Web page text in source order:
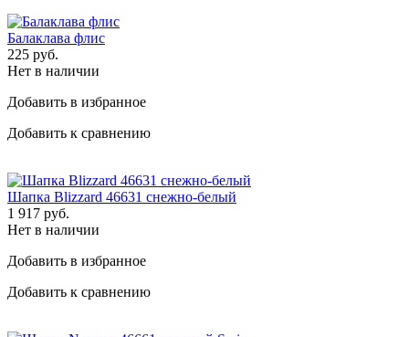
Балаклава флис
225 руб.
Нет в наличии
Добавить в избранное
Добавить к сравнению
Шапка Blizzard 46631 снежно-белый
1 917 руб.
Нет в наличии
Добавить в избранное
Добавить к сравнению